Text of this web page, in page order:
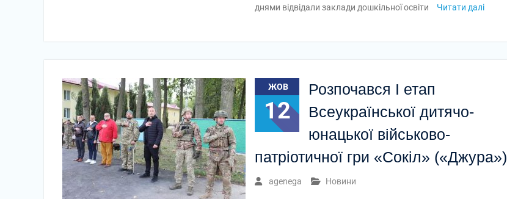
днями відвідали заклади дошкільної освіти
Читати далі
ЖОВ
12
Розпочався І етап
Всеукраїнської дитячо-
юнацької військово-
патріотичної гри «Сокіл» («Джура»)
agenega Новини